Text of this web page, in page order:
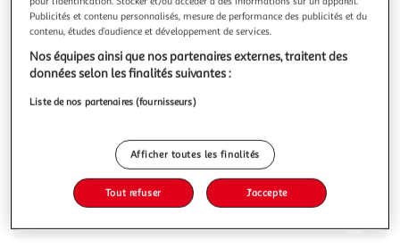
Vous n'imaginez pas tout ce qu'on peut vivre avec un Tic Tac
! Tic Tac, ce sont des petites pastilles à la menthe ou aux
saveurs fruitées qui transforment n'importe quel moment
de votre journée en un instant fun et frais.
54g 110 dragées
Vous voulez connaître le prix de ce produit ?
Publicités et contenu personnalisés, mesure de performance des publicités et du
contenu, études d’audience et développement de services.
Nos équipes ainsi que nos partenaires externes, traitent des
données selon les finalités suivantes :
Liste de nos partenaires (fournisseurs)
Afficher toutes les finalités
Tout refuser J'accepte